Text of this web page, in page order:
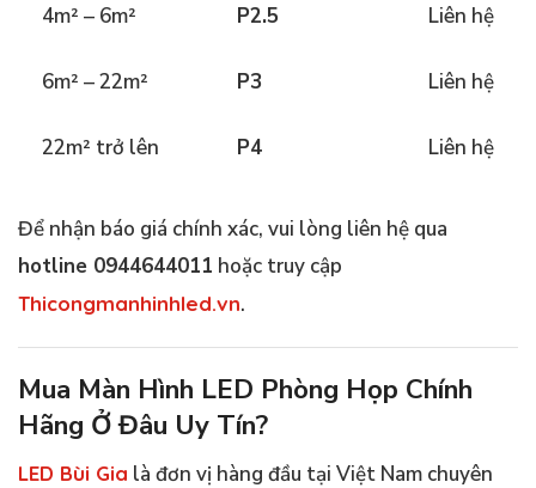
4m² – 6m² P2.5 Liên hệ
6m² – 22m² P3 Liên hệ
22m² trở lên P4 Liên hệ
Để nhận báo giá chính xác, vui lòng liên hệ qua
hotline 0944644011 hoặc truy cập
Thicongmanhinhled.vn.
Mua Màn Hình LED Phòng Họp Chính
Hãng Ở Đâu Uy Tín?
LED Bùi Gia là đơn vị hàng đầu tại Việt Nam chuyên